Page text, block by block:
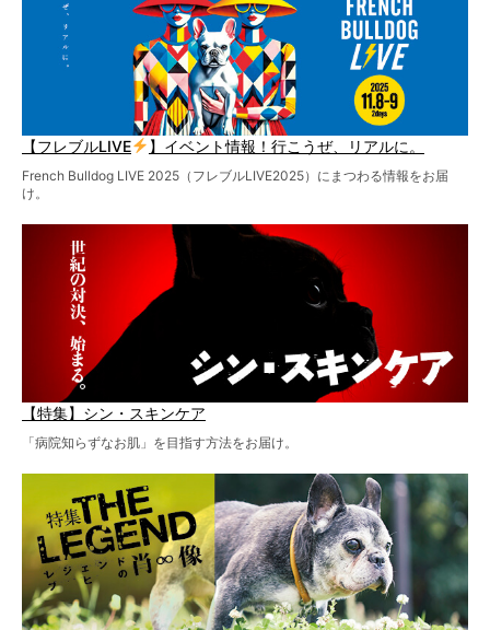
【フレブルLIVE 】イベント情報！行こうぜ、リアルに。
French Bulldog LIVE 2025（フレブルLIVE2025）にまつわる情報をお届
け。
【特集】シン・スキンケア
「病院知らずなお肌」を目指す方法をお届け。